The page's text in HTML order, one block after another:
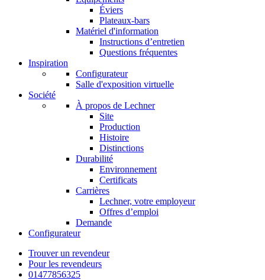
Éviers
Plateaux-bars
Matériel d'information
Instructions d’entretien
Questions fréquentes
Inspiration
Configurateur
Salle d'exposition virtuelle
Société
À propos de Lechner
Site
Production
Histoire
Distinctions
Durabilité
Environnement
Certificats
Carrières
Lechner, votre employeur
Offres d’emploi
Demande
Configurateur
Trouver un revendeur
Pour les revendeurs
01477856325